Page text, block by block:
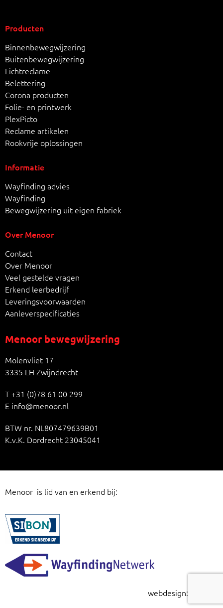
Producten
Binnenbewegwijzering
Buitenbewegwijzering
Lichtreclame
Belettering
Corona producten
Folie- en printwerk
PlexPicto
Reclame artikelen
Rookvrije oplossingen
Informatie
Wayfinding advies
Wayfinding
Bewegwijzering uit eigen fabriek
Over Menoor
Contact
Over Menoor
Veel gestelde vragen
Erkend leerbedrijf
Leveringsvoorwaarden
Aanleverspecificaties
Menoor bewegwijzering
Molenvliet 17
3335 LH Zwijndrecht
T+31 (0)78 61 00 299
E info@menoor.nl
BTW nr. NL807479639B01
K.v.K. Dordrecht 23045041
Menoor is lid van en erkend bij:
webdesign: